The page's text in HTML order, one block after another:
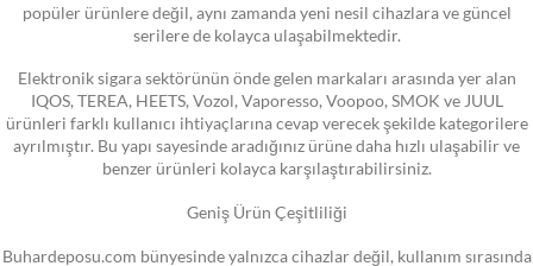
popüler ürünlere değil, aynı zamanda yeni nesil cihazlara ve güncel
serilere de kolayca ulaşabilmektedir.
Elektronik sigara sektörünün önde gelen markaları arasında yer alan
IQOS, TEREA, HEETS, Vozol, Vaporesso, Voopoo, SMOK ve JUUL
ürünleri farklı kullanıcı ihtiyaçlarına cevap verecek şekilde kategorilere
ayrılmıştır. Bu yapı sayesinde aradığınız ürüne daha hızlı ulaşabilir ve
benzer ürünleri kolayca karşılaştırabilirsiniz.
Geniş Ürün Çeşitliliği
Buhardeposu.com bünyesinde yalnızca cihazlar değil, kullanım sırasında